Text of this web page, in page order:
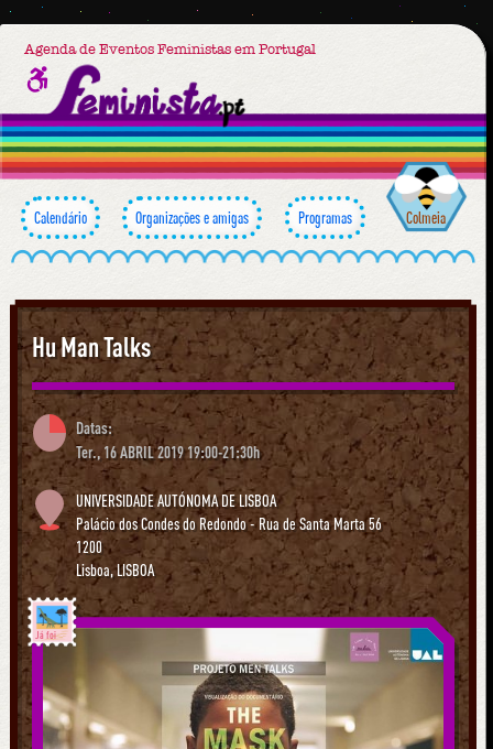
Agenda de Eventos Feministas em Portugal
Calendário Organizações e amigas Programas Colmeia
Hu Man Talks
Datas:
Ter., 16 ABRIL 2019 19:00-21:30h
UNIVERSIDADE AUTÓNOMA DE LISBOA
Palácio dos Condes do Redondo - Rua de Santa Marta 56
1200
Lisboa,LISBOA
Já foi